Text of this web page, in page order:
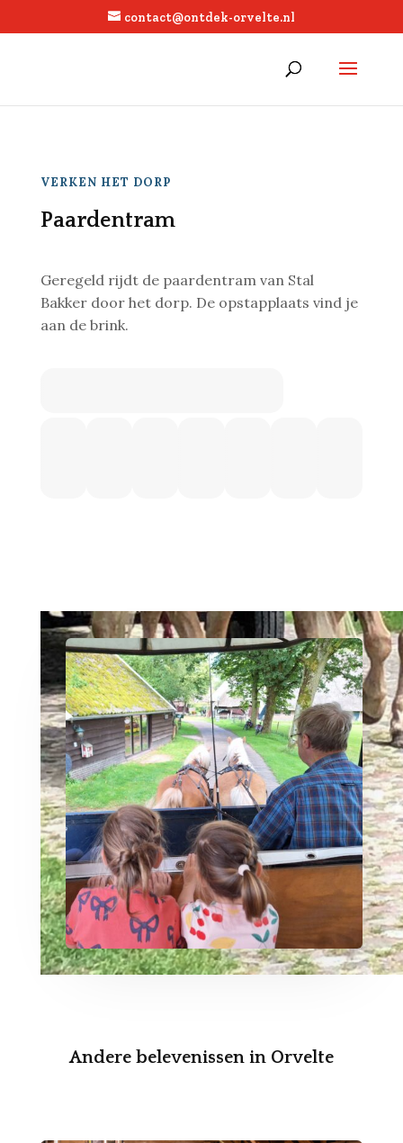
contact@ontdek-orvelte.nl
VERKEN HET DORP
Paardentram
Geregeld rijdt de paardentram van Stal
Bakker door het dorp. De opstapplaats vind je
aan de brink.
Andere belevenissen in Orvelte